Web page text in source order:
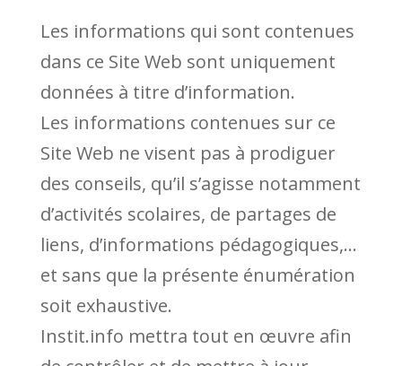
Les informations qui sont contenues
dans ce Site Web sont uniquement
données à titre d’information.
Les informations contenues sur ce
Site Web ne visent pas à prodiguer
des conseils, qu’il s’agisse notamment
d’activités scolaires, de partages de
liens, d’informations pédagogiques,…
et sans que la présente énumération
soit exhaustive.
Instit.info mettra tout en œuvre afin